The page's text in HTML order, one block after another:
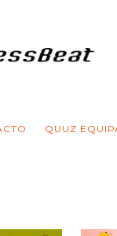
QUUZ